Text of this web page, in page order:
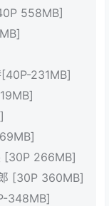
558MB]
231MB]
[30P 266MB]
[30P 360MB]
348MB]